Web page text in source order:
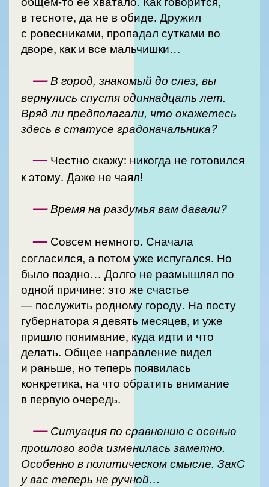
в тесноте, да не в обиде. Дружил
с ровесниками, пропадал сутками во
дворе, как и все мальчишки…
—В город, знакомый до слез, вы
вернулись спустя одиннадцать лет.
Вряд ли предполагали, что окажетесь
здесь в статусе градоначальника?
— Честно скажу: никогда не готовился
к этому. Даже не чаял!
—Время на раздумья вам давали?
— Совсем немного. Сначала
согласился, а потом уже испугался. Но
было поздно… Долго не размышлял по
одной причине: это же счастье
— послужить родному городу. На посту
губернатора я девять месяцев, и уже
пришло понимание, куда идти и что
делать. Общее направление видел
и раньше, но теперь появилась
конкретика, на что обратить внимание
в первую очередь.
—Ситуация по сравнению с осенью
прошлого года изменилась заметно.
Особенно в политическом смысле. ЗакС
у вас теперь не ручной…